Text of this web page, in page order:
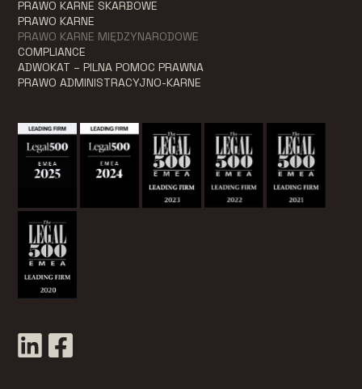
PRAWO KARNE SKARBOWE
PRAWO KARNE
PRAWO KARNE MIĘDZYNARODOWE
COMPLIANCE
ADWOKAT – PILNA POMOC PRAWNA
PRAWO ADMINISTRACYJNO-KARNE